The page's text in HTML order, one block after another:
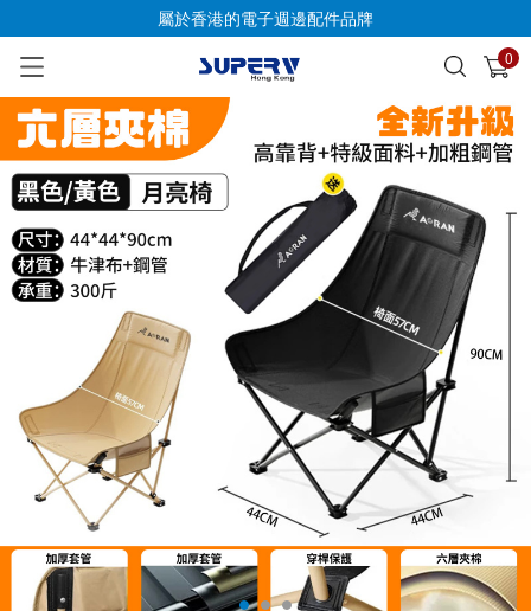
屬於香港的電子週邊配件品牌
0
已加入購物車 查看